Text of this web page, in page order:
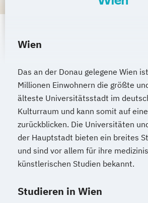
Verwaltungsfachangestellte
Pädagogik Pädagogik
Bildungsberatung und Leitung
Robotics (DE/EN) Social
Software Engineering (EN)
Softwareentwicklung (DE/EN)
Soziale Arbeit
Soziale Arbeit Schwerpunkt
Jugendliche
Sozialpädagogik und Inklusion
Wien
Das an der Donau gelegene Wien
Millionen Einwohnern die größte
älteste Universitätsstadt im
Kulturraum und kann somit auf
zurückblicken. Die Universitäten
der Hauptstadt bieten ein breites
und sind vor allem für ihre
künstlerischen Studien bekannt.
Studieren in Wien